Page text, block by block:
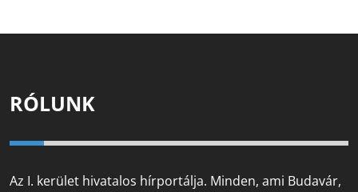
RÓLUNK
Az I. kerület hivatalos hírportálja. Minden, ami Budavár,